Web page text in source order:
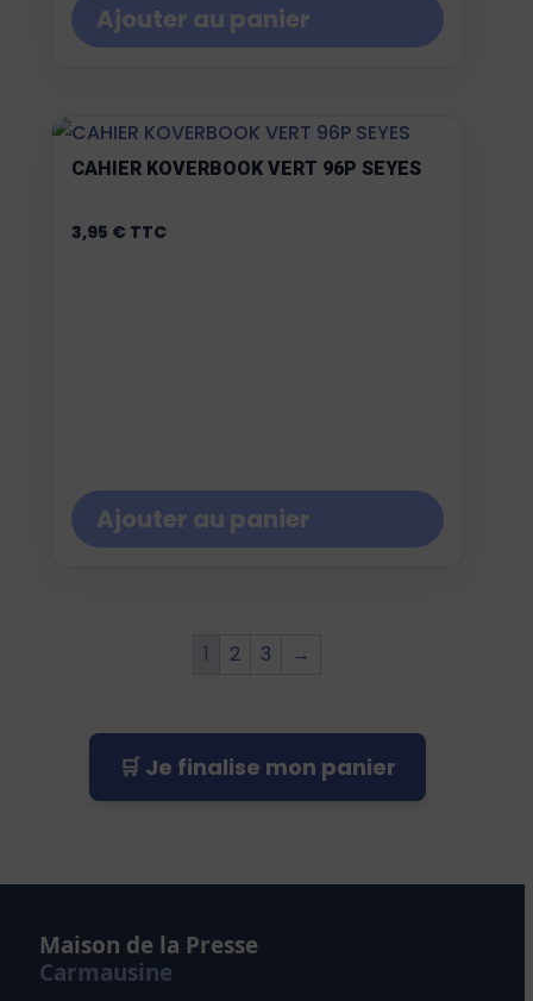
Ajouter au panier
CAHIER KOVERBOOK VERT 96P SEYES
3,95 € TTC
Ajouter au panier
1 2 3 →
🛒 Je finalise mon panier
Maison de la Presse
Carmausine